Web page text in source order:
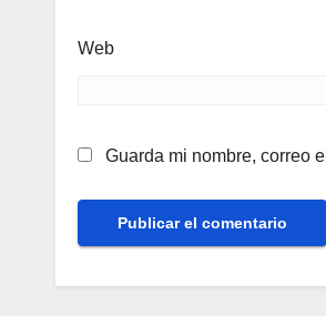
Web
Guarda mi nombre, correo